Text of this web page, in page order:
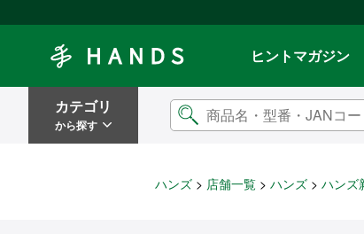
ヒントマガジン
カテゴリ
から探す
ハンズ 店舗一覧 ハンズ ハンズ